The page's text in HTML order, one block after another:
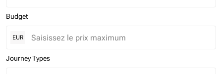
Budget
EUR
Journey Types